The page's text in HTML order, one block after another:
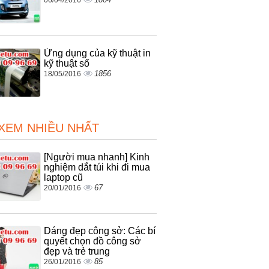
Ứng dụng của kỹ thuật in
kỹ thuật số
18/05/2016 1856
NHIỀU NHẤT
[Người mua nhanh] Kinh
nghiệm dắt túi khi đi mua
laptop cũ
20/01/2016 67
Dáng đẹp công sở: Các bí
quyết chọn đồ công sở
đẹp và trẻ trung
26/01/2016 85